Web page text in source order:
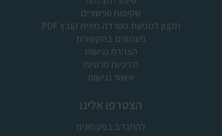
שקיפות ואישורים
תקנון למניעת הטרדה מינית קובץ PDF
פעמונים בתקשורת
הצהרת נגישות
מדיניות פרטיות
אישור נגישות
הצטרפו אלינו
להתנדב בפעמונים